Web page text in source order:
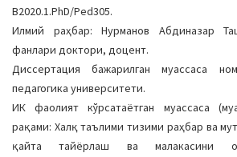
В2020.1.PhD/Ped305.
Илмий раҳбар: Нурманов Абдиназар
фанлари доктори, доцент.
Диссертация бажарилган муассаса
педагогика университети.
ИК фаолият кўрсатаётган муассаса
рақами: Халқ таълими тизими раҳбар ва
қайта тайёрлаш ва малакасини